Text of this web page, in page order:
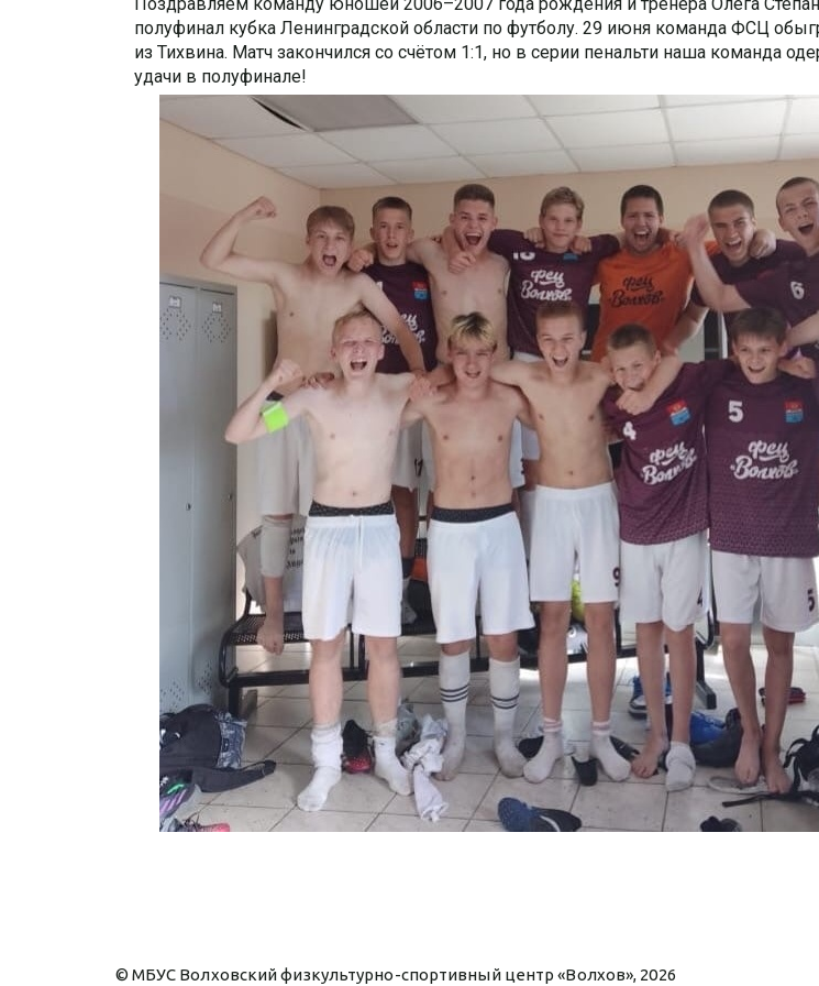
полуфинал кубка Ленинградской области по футболу. 29 июня команда ФСЦ
из Тихвина. Матч закончился со счётом 1:1, но в серии пенальти наша команда
удачи в полуфинале!
© МБУС Волховский физкультурно-спортивный центр «Волхов», 2026